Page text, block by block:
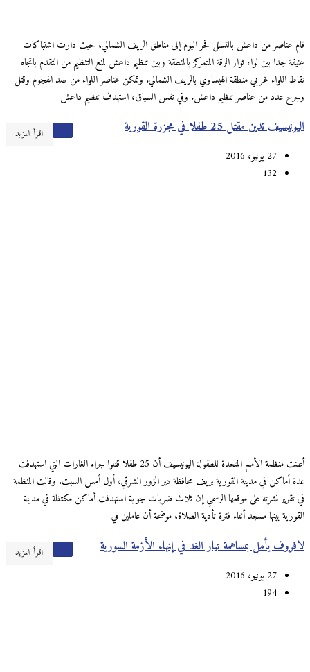
قام عناصر من داعش بالتسلل فجر اليوم إلى مناطق الريف الشمالي، حيث دارت اشتباكات
عنيفة جدا بين لواء ثوار الرقة المتمركز بالمنطقة وبين تنظيم داعش لمنع التنظيم من التقدم باتجاه
نقاط اللواء غربي منطقة الهبساوي بالريف الشمالي. وتمكن عناصر اللواء من صد الهجوم وقتل
وجرح عدد من عناصر تنظيم داعش. وفي نفس السياق، استهدف تنظيم داعش
اقرأ المزيد اليونيسيف تدين مقتل 25 طفلا في مجزرة القورية
27 يونيو، 2016
132
أعلنت منظمة الأمم المتحدة للطفولة اليونيسيف أن 25 طفلا قتلوا جراء الغارات التي استهدفت
عدة أماكن في مدينة القورية بريف محافظة دير الزور الشرقي، أول أمس السبت. وقالت المنظمة
في تقرير نشرته على موقعها الرسمي إن ثلاث ضربات جوية استهدفت أماكن مكتظة في مدينة
القورية بينها مسجد أثناء فترة تأدية الصلاة، موضحة أن عاملين في
اقرأ المزيد لافروف يأمل بمساهمة تيار الغد في إنهاء الأزمة السورية
27 يونيو، 2016
194